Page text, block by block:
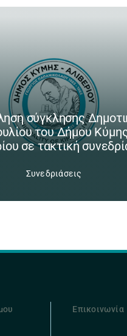
σύγκλησης
του Δήμου
σε τακτική
Συνεδριάσεις
Επικοινωνία